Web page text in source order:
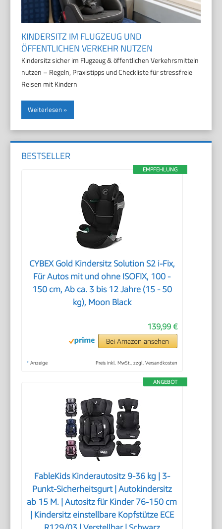
KINDERSITZ IM FLUGZEUG UND
ÖFFENTLICHEN VERKEHR NUTZEN
Kindersitz sicher im Flugzeug & öffentlichen Verkehrsmitteln
nutzen – Regeln, Praxistipps und Checkliste für stressfreie
Reisen mit Kindern
Weiterlesen
BESTSELLER
EMPFEHLUNG
CYBEX Gold Kindersitz Solution S2 i-Fix,
Für Autos mit und ohne ISOFIX, 100 -
150 cm, Ab ca. 3 bis 12 Jahre (15 - 50
kg), Moon Black
139,99 €
Bei Amazon ansehen
* Anzeige Preis inkl. MwSt., zzgl. Versandkosten
ANGEBOT
FableKids Kinderautositz 9-36 kg | 3-
Punkt-Sicherheitsgurt | Autokindersitz
ab 15 M. | Autositz für Kinder 76-150 cm
| Kindersitz einstellbare Kopfstütze ECE